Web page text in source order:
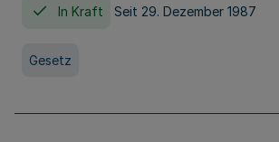
In Kraft Seit 29. Dezember 1987
Gesetz